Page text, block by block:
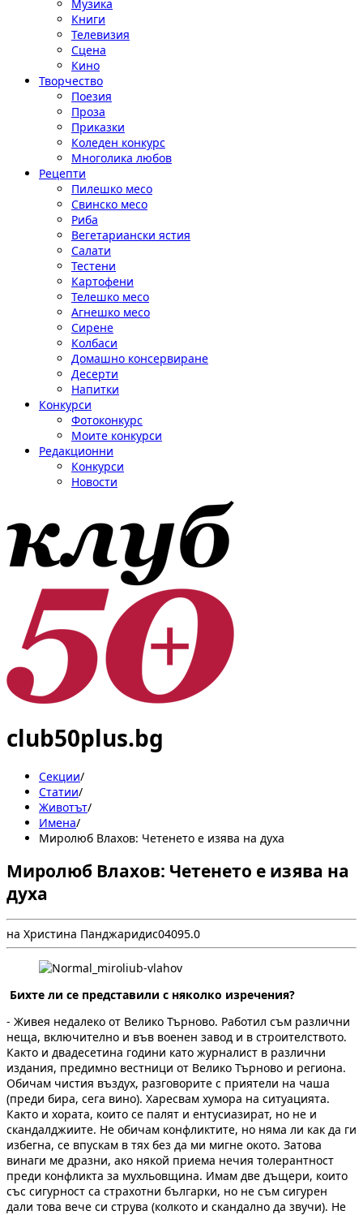
Музика
Книги
Телевизия
Сцена
Кино
Творчество
Поезия
Проза
Приказки
Коледен конкурс
Многолика любов
Рецепти
Пилешко месо
Свинско месо
Риба
Вегетариански ястия
Салати
Тестени
Картофени
Телешко месо
Агнешко месо
Сирене
Колбаси
Домашно консервиране
Десерти
Напитки
Конкурси
Фотоконкурс
Моите конкурси
Редакционни
Конкурси
Новости
club50plus.bg
Секции/
Статии/
Животът/
Имена/
Миролюб Влахов: Четенето е изява на духа
Миролюб Влахов: Четенето е изява на
духа
на Христина Панджаридис04095.0
Бихте ли се представили с няколко изречения?
- Живея недалеко от Велико Търново. Работил съм различни
неща, включително и във военен завод и в строителството.
Както и двадесетина години като журналист в различни
издания, предимно вестници от Велико Търново и региона.
Обичам чистия въздух, разговорите с приятели на чаша
(преди бира, сега вино). Харесвам хумора на ситуацията.
Както и хората, които се палят и ентусиазират, но не и
скандалджиите. Не обичам конфликтите, но няма ли как да ги
избегна, се впускам в тях без да ми мигне окото. Затова
винаги ме дразни, ако някой приема нечия толерантност
преди конфликта за мухльовщина. Имам две дъщери, които
със сигурност са страхотни българки, но не съм сигурен
дали това вече си струва (колкото и скандално да звучи). Не